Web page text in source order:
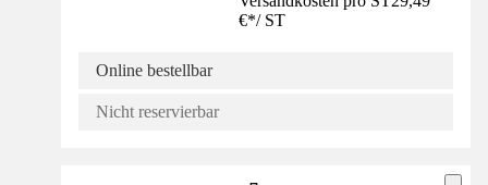
€*/ ST
Online bestellbar
Nicht reservierbar